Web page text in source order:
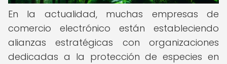
En la actualidad, muchas empresas de
comercio electrónico están estableciendo
alianzas estratégicas con organizaciones
dedicadas a la protección de especies en